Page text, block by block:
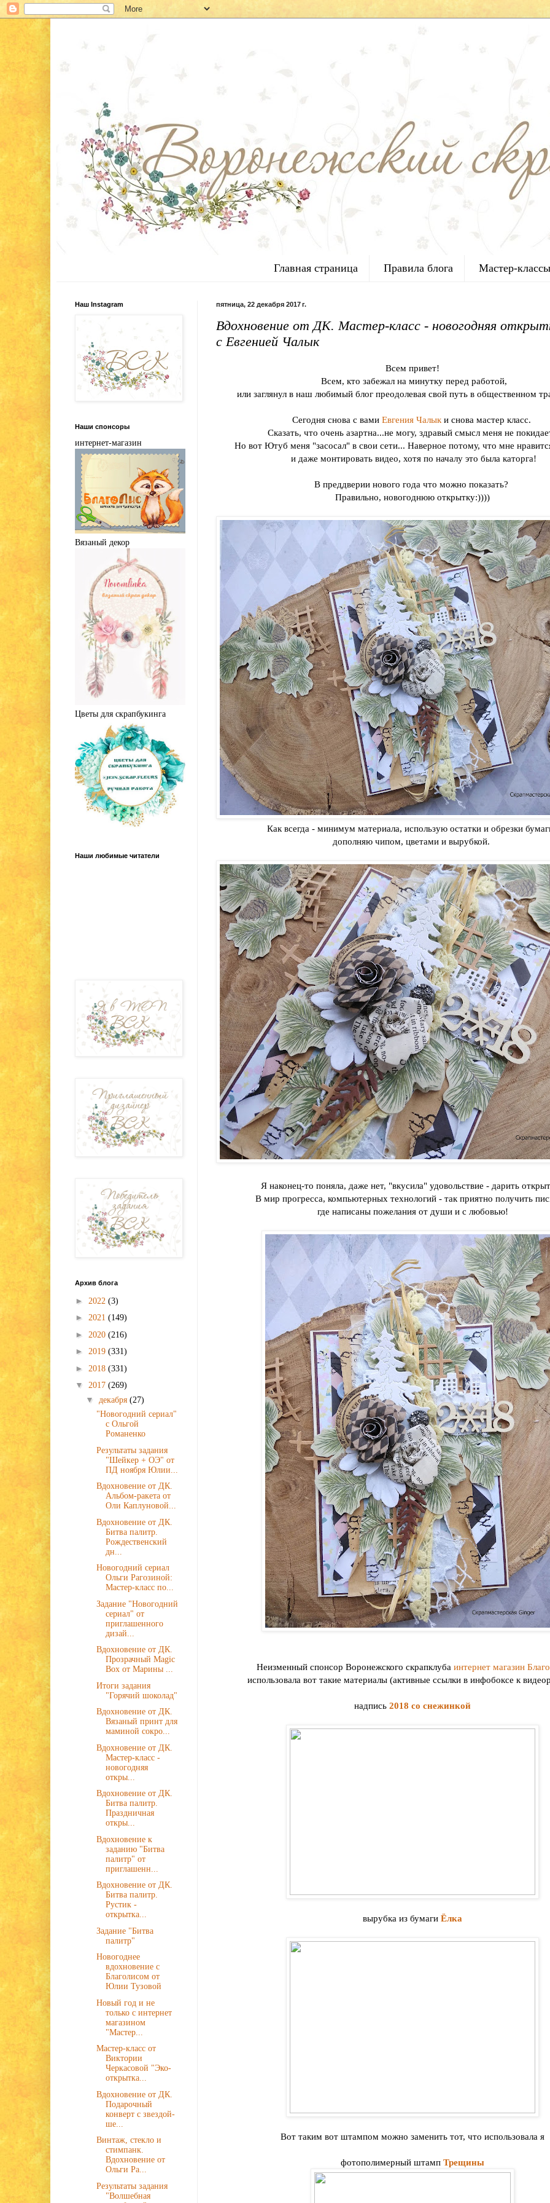
Главная страница Правила блога Мастер-классы
пятница, 22 декабря 2017 г.
Вдохновение от ДК. Мастер-класс - новогодняя
с Евгенией Чалык
Всем привет!
Всем, кто забежал на минутку перед работой,
или заглянул в наш любимый блог преодолевая свой путь в общественном
Сегодня снова с вами Евгения Чалыки снова мастер класс.
Сказать, что очень азартна...не могу, здравый смысл меня не
Но вот Ютуб меня "засосал" в свои сети... Наверное потому, что мне
и даже монтировать видео, хотя по началу это была каторга!
В преддверии нового года что можно показать?
Правильно, новогоднюю открытку:))))
Как всегда - минимум материала, использую остатки и обрезки
дополняю чипом, цветами и вырубкой.
Я наконец-то поняла, даже нет, "вкусила" удовольствие - дарить
В мир прогресса, компьютерных технологий - так приятно получить
где написаны пожелания от души и с любовью!
Неизменный спонсор Воронежского скрапклуба интернет магазин
использовала вот такие материалы (активные ссылки в инфобоксе к
надпись 2018 со снежинкой
вырубка из бумаги Ёлка
Вот таким вот штампом можно заменить тот, что использовала я
фотополимерный штамп Трещины
Наш Instagram
Наши спонсоры
интернет-магазин
Вязаный декор
Цветы для скрапбукинга
Наши любимые читатели
Архив блога
► 2022 (3)
► 2021 (149)
► 2020 (216)
► 2019 (331)
► 2018 (331)
▼ 2017 (269)
▼ декабря (27)
"Новогодний сериал"
с Ольгой
Романенко
Результаты задания
"Шейкер + ОЭ" от
ПД ноября Юлии...
Вдохновение от ДК.
Альбом-ракета от
Оли Каплуновой...
Вдохновение от ДК.
Битва палитр.
Рождественский
дн...
Новогодний сериал
Ольги Рагозиной:
Мастер-класс по...
Задание "Новогодний
сериал" от
приглашенного
дизай...
Вдохновение от ДК.
Прозрачный Magic
Box от Марины ...
Итоги задания
"Горячий шоколад"
Вдохновение от ДК.
Вязаный принт для
маминой сокро...
Вдохновение от ДК.
Мастер-класс -
новогодняя
откры...
Вдохновение от ДК.
Битва палитр.
Праздничная
откры...
Вдохновение к
заданию "Битва
палитр" от
приглашенн...
Вдохновение от ДК.
Битва палитр.
Рустик -
открытка...
Задание "Битва
палитр"
Новогоднее
вдохновение с
Благолисом от
Юлии Тузовой
Новый год и не
только с интернет
магазином
"Мастер...
Мастер-класс от
Виктории
Черкасовой "Эко-
открытка...
Вдохновение от ДК.
Подарочный
конверт с звездой-
ше...
Винтаж, стекло и
стимпанк.
Вдохновение от
Ольги Ра...
Результаты задания
"Волшебная